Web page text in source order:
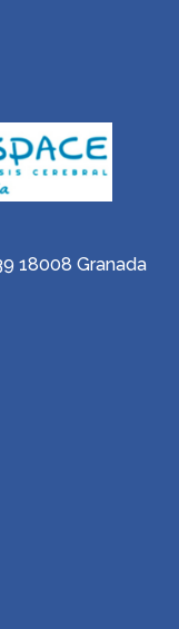
18008 Granada